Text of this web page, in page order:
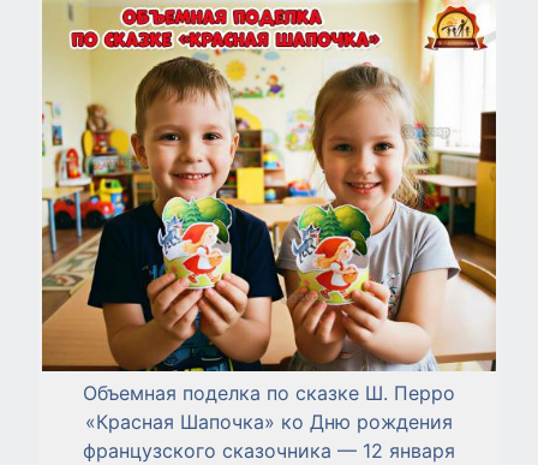
Объемная поделка по сказке Ш. Перро
«Красная Шапочка» ко Дню рождения
французского сказочника — 12 января